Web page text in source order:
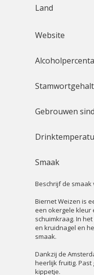
Land
Website
Gebrouwen
Smaak
Beschrijf de
Biernet Weizen is
een okergele kleur
schuimkraag. In
en kruidnagel en
smaak.
Dankzij de
heerlijk fruitig.
kippetje.